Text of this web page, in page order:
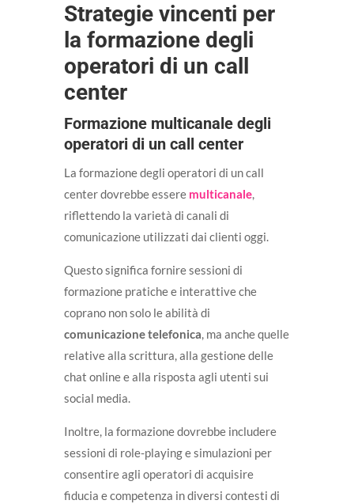
Strategie vincenti per
la formazione degli
operatori di un call
center
Formazione multicanale degli
operatori di un call center
La formazione degli operatori di un call
center dovrebbe essere multicanale,
riflettendo la varietà di canali di
comunicazione utilizzati dai clienti oggi.
Questo significa fornire sessioni di
formazione pratiche e interattive che
coprano non solo le abilità di
comunicazione telefonica, ma anche quelle
relative alla scrittura, alla gestione delle
chat online e alla risposta agli utenti sui
social media.
Inoltre, la formazione dovrebbe includere
sessioni di role-playing e simulazioni per
consentire agli operatori di acquisire
fiducia e competenza in diversi contesti di